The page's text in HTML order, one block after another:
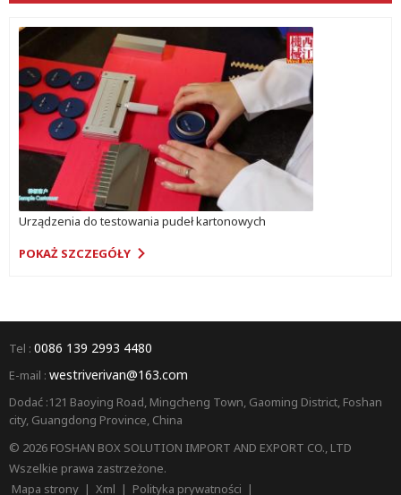
Urządzenia do testowania pudeł kartonowych
POKAŻ SZCZEGÓŁY
Tel : 0086 139 2993 4480
E-mail : westriverivan@163.com
Dodać :121 Baoying Road, Mingcheng Town, Gaoming District, Foshan
city, Guangdong Province, China
© 2026 FOSHAN BOX SOLUTION IMPORT AND EXPORT CO., LTD
Wszelkie prawa zastrzeżone.
Mapa strony | Xml | Polityka prywatności |